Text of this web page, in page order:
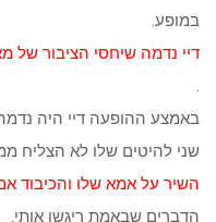
במופע.
דיי נדמה שיחסי הציבור של
.
באמצע ההופעה דיי היה
שני להיטים שלו לא הצליח
השיר על אמא שלו והכיבוד
הדברים שבאמת ריגשו אותי.